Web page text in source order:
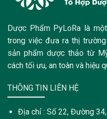
Dược Phẩm PyLoRa là
trong việc đưa ra thị
sản phẩm dược thảo từ
cách tối ưu, an toàn và hiệu
THÔNG TIN LIÊN HỆ
Địa chỉ : Số 22, Đường